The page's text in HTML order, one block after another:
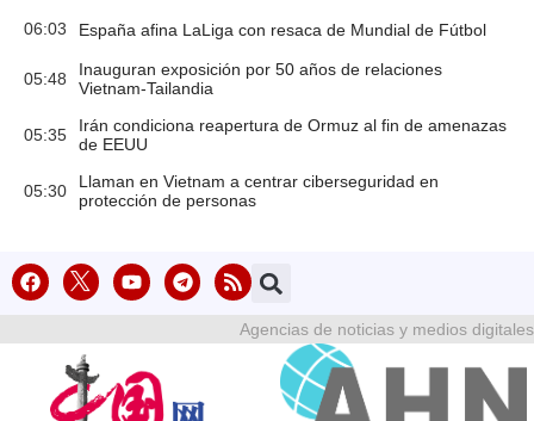
06:03 España afina LaLiga con resaca de Mundial de Fútbol
05:48
Inauguran exposición por 50 años de relaciones
Vietnam-Tailandia
05:35
Irán condiciona reapertura de Ormuz al fin de amenazas
de EEUU
05:30
Llaman en Vietnam a centrar ciberseguridad en
protección de personas
Agencias de noticias y medios digitales